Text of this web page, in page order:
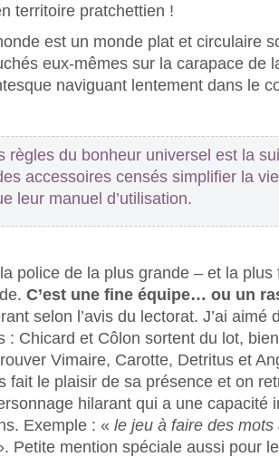
territoire pratchettien !
est un monde plat et circulaire
eux-mêmes sur la carapace de
naviguant lentement dans le
règles du bonheur universel est la
accessoires censés simplifier la
leur manuel d’utilisation.
police de la plus grande – et la
C’est une fine équipe… ou un
selon l’avis du lectorat. J’ai aimé
: Chicard et Côlon sortent du lot,
Vimaire, Carotte, Detritus et
fait le plaisir de sa présence et on
hilarant qui a une capacité
Exemple : « le jeu à faire des
Petite mention spéciale aussi pour